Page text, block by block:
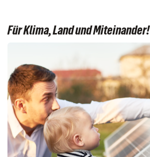
Für Klima, Land und Miteinander!